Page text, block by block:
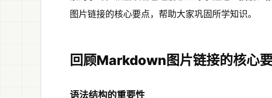
图片链接的核心要点，帮助大家巩固所学知识。
回顾Markdown图片链接的核心
语法结构的重要性